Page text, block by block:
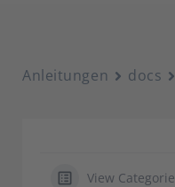
Anleitungen docs
View